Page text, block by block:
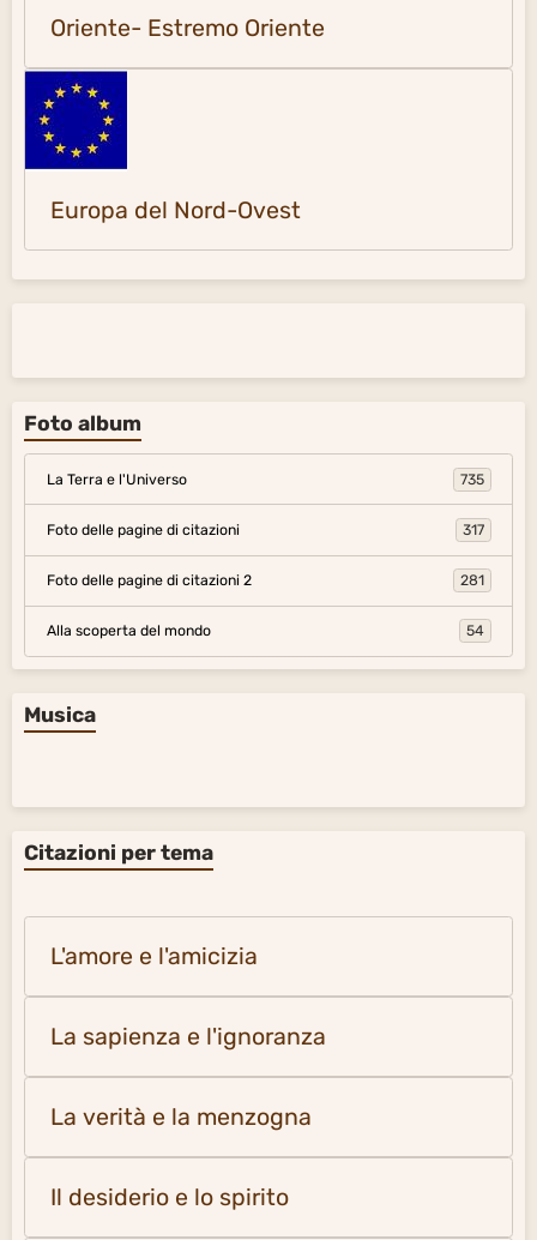
Oriente- Estremo Oriente
Europa del Nord-Ovest
Foto album
La Terra e l'Universo 735
Foto delle pagine di citazioni 317
Foto delle pagine di citazioni 2 281
Alla scoperta del mondo 54
Musica
Citazioni per tema
L'amore e l'amicizia
La sapienza e l'ignoranza
La verità e la menzogna
Il desiderio e lo spirito